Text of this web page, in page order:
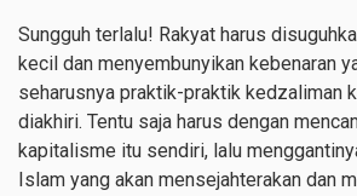
Sungguh terlalu! Rakyat harus
kecil dan menyembunyikan kebenaran
seharusnya praktik-praktik kedzaliman
diakhiri. Tentu saja harus dengan
kapitalisme itu sendiri, lalu
Islam yang akan mensejahterakan dan